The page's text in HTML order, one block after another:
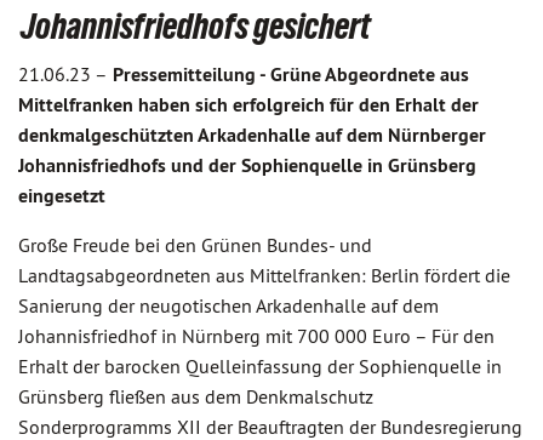
Johannisfriedhofs gesichert
21.06.23 – Pressemitteilung - Grüne Abgeordnete aus
Mittelfranken haben sich erfolgreich für den Erhalt der
denkmalgeschützten Arkadenhalle auf dem Nürnberger
Johannisfriedhofs und der Sophienquelle in Grünsberg
eingesetzt
Große Freude bei den Grünen Bundes- und
Landtagsabgeordneten aus Mittelfranken: Berlin fördert die
Sanierung der neugotischen Arkadenhalle auf dem
Johannisfriedhof in Nürnberg mit 700 000 Euro – Für den
Erhalt der barocken Quelleinfassung der Sophienquelle in
Grünsberg fließen aus dem Denkmalschutz
Sonderprogramms XII der Beauftragten der Bundesregierung